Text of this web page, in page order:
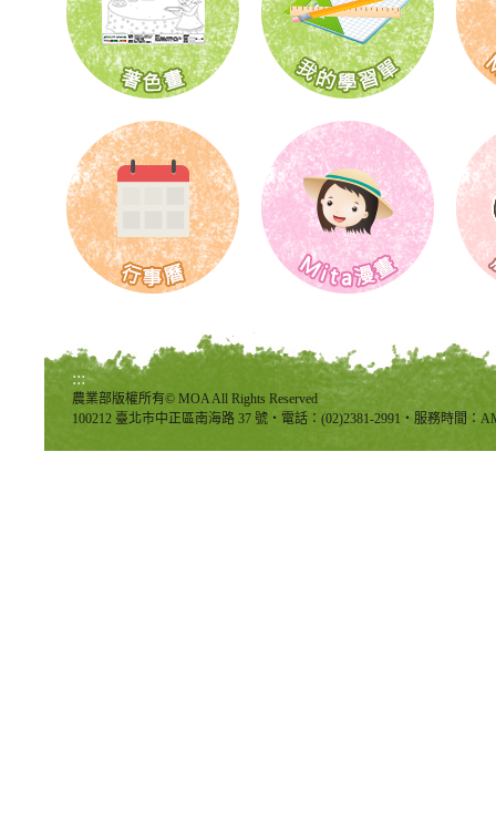
:::
農業部版權所有© MOA All Rights Reserved
100212 臺北市中正區南海路 37 號‧電話：(02)2381-2991‧服務時間：